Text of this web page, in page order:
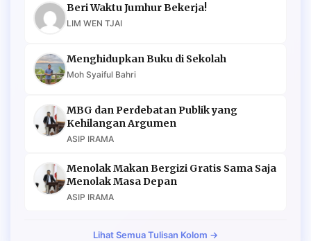
Beri Waktu Jumhur Bekerja!
LIM WEN TJAI
Menghidupkan Buku di Sekolah
Moh Syaiful Bahri
MBG dan Perdebatan Publik yang
Kehilangan Argumen
ASIP IRAMA
Menolak Makan Bergizi Gratis Sama Saja
Menolak Masa Depan
ASIP IRAMA
Lihat Semua Tulisan Kolom →